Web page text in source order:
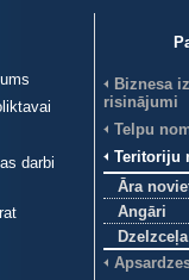
darbi
Biznesa
risinājumi
Telpu
Teritoriju
Āra
Angāri